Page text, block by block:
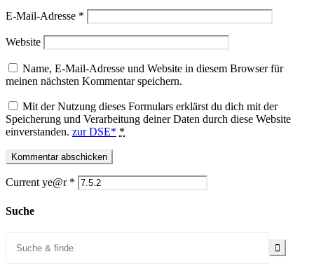
E-Mail-Adresse *
Website
Name, E-Mail-Adresse und Website in diesem Browser für
meinen nächsten Kommentar speichern.
Mit der Nutzung dieses Formulars erklärst du dich mit der
Speicherung und Verarbeitung deiner Daten durch diese Website
einverstanden. zur DSE* *
Current ye@r *
Suche